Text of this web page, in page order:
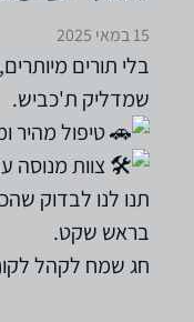
15 במאי 2025
בלי תורים
שמדליק ת'כביש.
טיפול מהיר
צוות מנוסה
תנו לנו לבדוק
בראש שקט.
חג שמח לקהל